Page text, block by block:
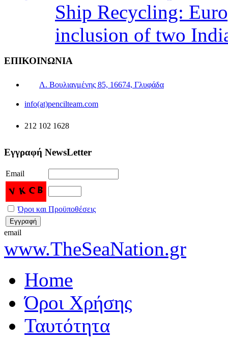
Ship Recycling:
inclusion of two
ΕΠΙΚΟΙΝΩΝΙΑ
Λ. Βουλιαγμένης 85, 16674, Γλυφάδα
info(at)pencilteam.com
212 102 1628
Εγγραφή NewsLetter
Email
Όροι και Προϋποθέσεις
email
www.TheSeaNation.gr
Home
Όροι Χρήσης
Ταυτότητα